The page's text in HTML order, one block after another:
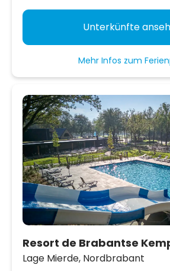
Unterkünfte
Mehr Infos zum
Resort de Brabantse
Lage Mierde, Nordbrabant